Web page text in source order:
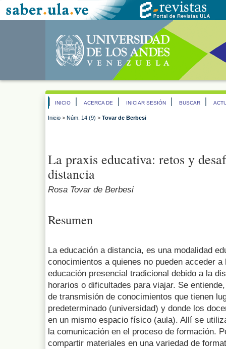
INICIO ACERCA DE INICIAR SESIÓN BUSCAR
Inicio > Núm. 14 (9) > Tovar de Berbesi
La praxis educativa: retos y
distancia
Rosa Tovar de Berbesi
Resumen
La educación a distancia, es una modalidad
conocimientos a quienes no pueden acceder
educación presencial tradicional debido a la
horarios o dificultades para viajar. Se
de transmisión de conocimientos que tienen
predeterminado (universidad) y donde los
en un mismo espacio físico (aula). Allí se
la comunicación en el proceso de formación.
compartir materiales en una variedad de